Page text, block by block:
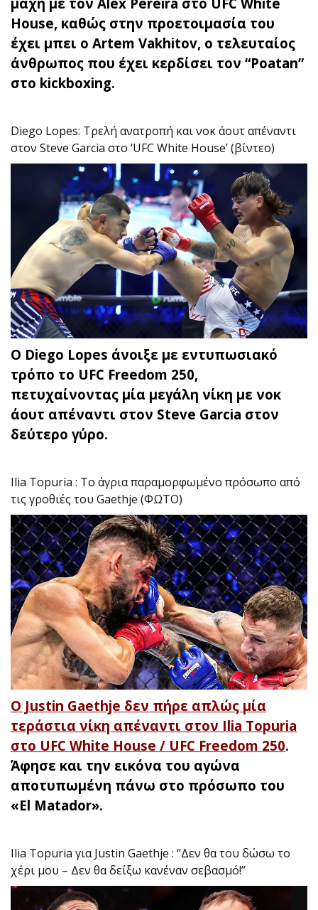
House, καθώς στην προετοιμασία του
έχει μπει ο Artem Vakhitov, ο τελευταίος
άνθρωπος που έχει κερδίσει τον “Poatan”
στο kickboxing.
Diego Lopes: Τρελή ανατροπή και νοκ άουτ απέναντι
στον Steve Garcia στο ‘UFC White House’ (βίντεο)
Ο Diego Lopes άνοιξε με εντυπωσιακό
τρόπο το UFC Freedom 250,
πετυχαίνοντας μία μεγάλη νίκη με νοκ
άουτ απέναντι στον Steve Garcia στον
δεύτερο γύρο.
Ilia Topuria : Το άγρια παραμορφωμένο πρόσωπο από
τις γροθιές του Gaethje (ΦΩΤΟ)
Ο Justin Gaethje δεν πήρε απλώς μία
τεράστια νίκη απέναντι στον Ilia Topuria
στο UFC White House / UFC Freedom 250.
Άφησε και την εικόνα του αγώνα
αποτυπωμένη πάνω στο πρόσωπο του
«El Matador».
Ilia Topuria για Justin Gaethje : ‘’Δεν θα του δώσω το
χέρι μου – Δεν θα δείξω κανέναν σεβασμό!’’